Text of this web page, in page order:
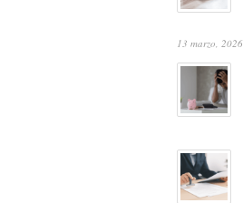
13 marzo, 2026